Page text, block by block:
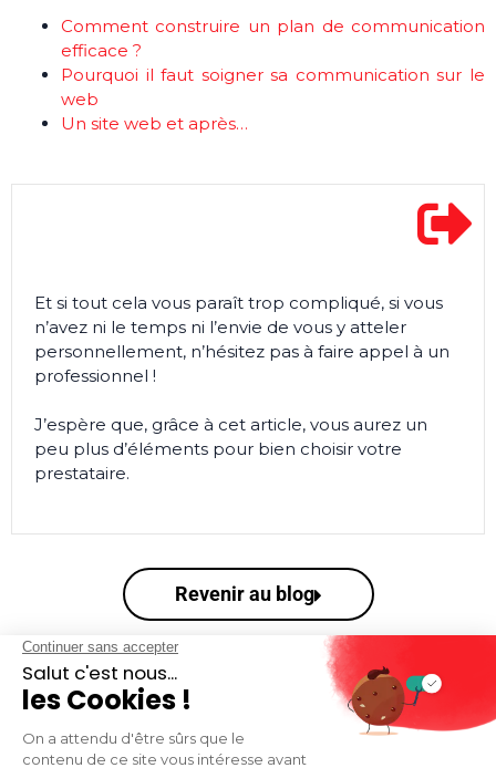
Comment construire un plan de communication
efficace ?
Pourquoi il faut soigner sa communication sur le
web
Un site web et après…
Et si tout cela vous paraît trop compliqué, si vous
n’avez ni le temps ni l’envie de vous y atteler
personnellement, n’hésitez pas à faire appel à un
professionnel !
J’espère que, grâce à cet article, vous aurez un
peu plus d’éléments pour bien choisir votre
prestataire.
Revenir au blog
VOUS SOUHAITEZ RESTER INFORMÉ.E DE